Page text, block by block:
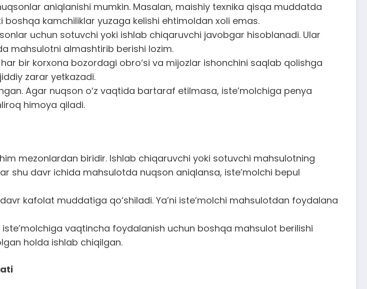
aniqlanishi mumkin. Masalan, maishiy texnika qisqa muddatda
kamchiliklar yuzaga kelishi ehtimoldan xoli emas.
uchun sotuvchi yoki ishlab chiqaruvchi javobgar hisoblanadi. Ular
mahsulotni almashtirib berishi lozim.
bir korxona bozordagi obro‘si va mijozlar ishonchini saqlab qolishga
zarar yetkazadi.
Agar nuqson o‘z vaqtida bartaraf etilmasa, iste’molchiga penya
himoya qiladi.
mezonlardan biridir. Ishlab chiqaruvchi yoki sotuvchi mahsulotning
shu davr ichida mahsulotda nuqson aniqlansa, iste’molchi bepul
kafolat muddatiga qo‘shiladi. Ya’ni iste’molchi mahsulotdan foydalana
vaqtincha foydalanish uchun boshqa mahsulot berilishi
holda ishlab chiqilgan.